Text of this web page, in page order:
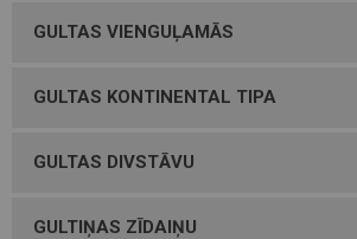
GULTAS VIENGUĻAMĀS
GULTAS KONTINENTAL TIPA
GULTAS DIVSTĀVU
GULTIŅAS ZĪDAIŅU